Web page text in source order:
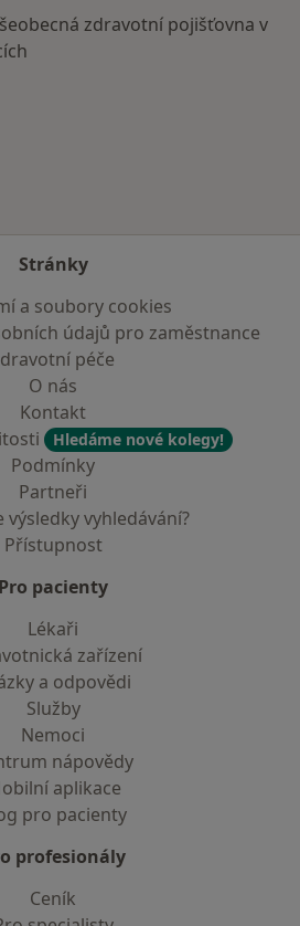
zdravotní pojišťovna v
Stránky
a soubory cookies
údajů pro zaměstnance
péče
O nás
Kontakt
Hledáme nové kolegy!
Podmínky
Partneři
výsledky vyhledávání?
Přístupnost
Pro pacienty
Lékaři
zařízení
a odpovědi
Služby
Nemoci
nápovědy
aplikace
pro pacienty
profesionály
Ceník